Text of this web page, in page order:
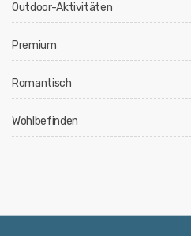
Outdoor-Aktivitäten
Premium
Romantisch
Wohlbefinden